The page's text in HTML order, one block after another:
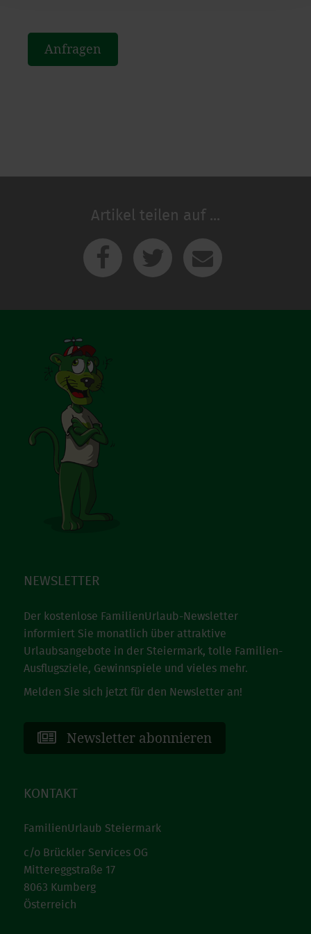
Wirkung für die Zukunft im Punkt "Cookie-Einstellungen"
in der Fußzeile dieser Website widerrufen.
Anfragen
Artikel teilen auf ...
NEWSLETTER
Der kostenlose FamilienUrlaub-Newsletter
informiert Sie monatlich über attraktive
Urlaubsangebote in der Steiermark, tolle Familien-
Ausflugsziele, Gewinnspiele und vieles mehr.
Melden Sie sich jetzt für den Newsletter an!
Newsletter abonnieren
KONTAKT
FamilienUrlaub Steiermark
c/o Brückler Services OG
Mittereggstraße 17
8063 Kumberg
Österreich